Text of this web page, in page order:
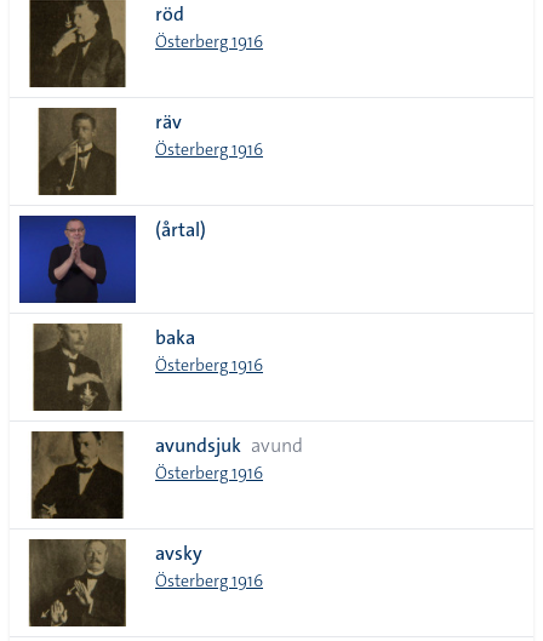
röd
Österberg 1916
räv
Österberg 1916
(årtal)
baka
Österberg 1916
avundsjuk avund
Österberg 1916
avsky
Österberg 1916